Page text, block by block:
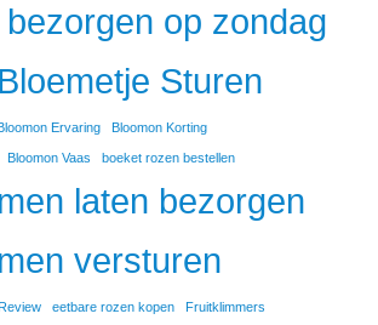
op zondag
Bloemetje Sturen
Ervaring Bloomon Korting
Bloomon Vaas boeket rozen bestellen
laten bezorgen
versturen
eetbare rozen kopen Fruitklimmers